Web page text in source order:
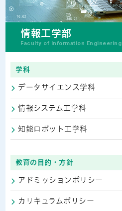
情報工学部
Faculty of Information Engineering
学科
データサイエンス学科
情報システム工学科
知能ロボット工学科
教育の目的・方針
アドミッションポリシー
カリキュラムポリシー